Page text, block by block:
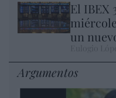
El IBEX
un
Argumentos